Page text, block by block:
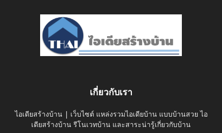
เกี่ยวกับเรา
ไอเดียสร้างบ้าน | เว็บไซต์ แหล่งรวมไอเดียบ้าน แบบบ้านสวย ไอ
เดียสร้างบ้าน รีโนเวทบ้าน และสาระน่ารู้เกี่ยวกับบ้าน